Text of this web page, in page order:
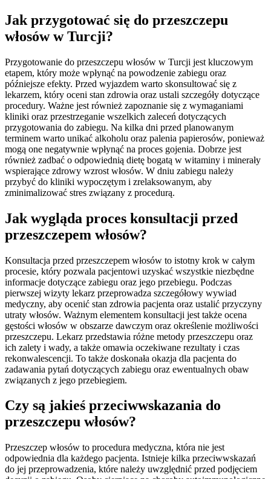
Jak przygotować się do przeszczepu
włosów w Turcji?
Przygotowanie do przeszczepu włosów w Turcji jest kluczowym
etapem, który może wpłynąć na powodzenie zabiegu oraz
późniejsze efekty. Przed wyjazdem warto skonsultować się z
lekarzem, który oceni stan zdrowia oraz ustali szczegóły dotyczące
procedury. Ważne jest również zapoznanie się z wymaganiami
kliniki oraz przestrzeganie wszelkich zaleceń dotyczących
przygotowania do zabiegu. Na kilka dni przed planowanym
terminem warto unikać alkoholu oraz palenia papierosów, ponieważ
mogą one negatywnie wpłynąć na proces gojenia. Dobrze jest
również zadbać o odpowiednią dietę bogatą w witaminy i minerały
wspierające zdrowy wzrost włosów. W dniu zabiegu należy
przybyć do kliniki wypoczętym i zrelaksowanym, aby
zminimalizować stres związany z procedurą.
Jak wygląda proces konsultacji przed
przeszczepem włosów?
Konsultacja przed przeszczepem włosów to istotny krok w całym
procesie, który pozwala pacjentowi uzyskać wszystkie niezbędne
informacje dotyczące zabiegu oraz jego przebiegu. Podczas
pierwszej wizyty lekarz przeprowadza szczegółowy wywiad
medyczny, aby ocenić stan zdrowia pacjenta oraz ustalić przyczyny
utraty włosów. Ważnym elementem konsultacji jest także ocena
gęstości włosów w obszarze dawczym oraz określenie możliwości
przeszczepu. Lekarz przedstawia różne metody przeszczepu oraz
ich zalety i wady, a także omawia oczekiwane rezultaty i czas
rekonwalescencji. To także doskonała okazja dla pacjenta do
zadawania pytań dotyczących zabiegu oraz ewentualnych obaw
związanych z jego przebiegiem.
Czy są jakieś przeciwwskazania do
przeszczepu włosów?
Przeszczep włosów to procedura medyczna, która nie jest
odpowiednia dla każdego pacjenta. Istnieje kilka przeciwwskazań
do jej przeprowadzenia, które należy uwzględnić przed podjęciem